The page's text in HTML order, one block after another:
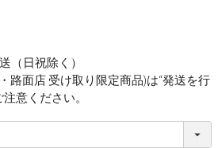
（日祝除く）
路面店 受け取り限定商品)は“発送を行
意ください。